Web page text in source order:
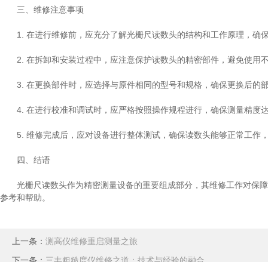
三、维修注意事项
1. 在进行维修前，应充分了解光栅尺读数头的结构和工作原理，确
2. 在拆卸和安装过程中，应注意保护读数头的精密部件，避免使用
3. 在更换部件时，应选择与原件相同的型号和规格，确保更换后的
4. 在进行校准和调试时，应严格按照操作规程进行，确保测量精度
5. 维修完成后，应对设备进行整体测试，确保读数头能够正常工作
四、结语
光栅尺读数头作为精密测量设备的重要组成部分，其维修工作对保
参考和帮助。
上一条： 测高仪维修重启测量之旅